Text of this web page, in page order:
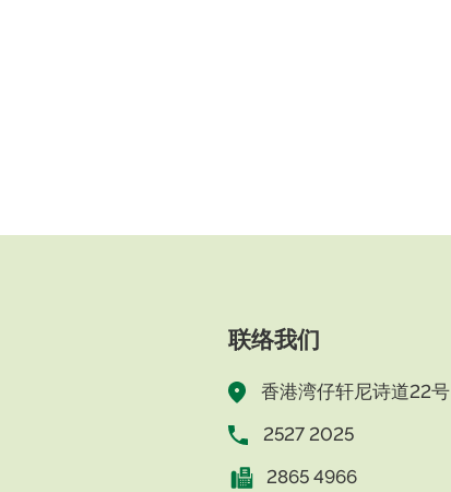
联络我们
香港湾仔轩尼诗道22号
2527 2025
2865 4966